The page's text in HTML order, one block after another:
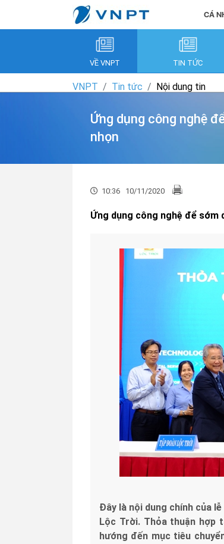
CÁ
VỀ VNPT TIN TỨC
VNPT Tin tức Nội dung tin
Ứng dụng công nghệ
nhọn
10:36 10/11/2020
Ứng dụng công nghệ để
Đây là nội dung chính của
Lộc Trời. Thỏa thuận hợp
hướng đến mục tiêu